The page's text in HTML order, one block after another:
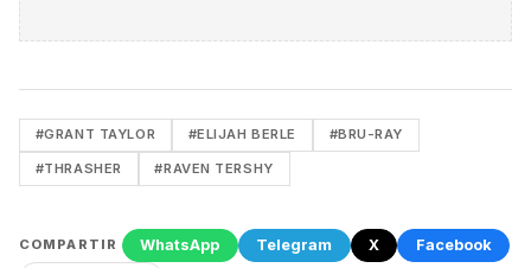
#GRANT TAYLOR #ELIJAH BERLE #BRU-RAY
#THRASHER #RAVEN TERSHY
COMPARTIR WhatsApp Telegram X
Facebook